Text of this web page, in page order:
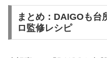
まとめ：DAIGOも台
ロ監修レシピ